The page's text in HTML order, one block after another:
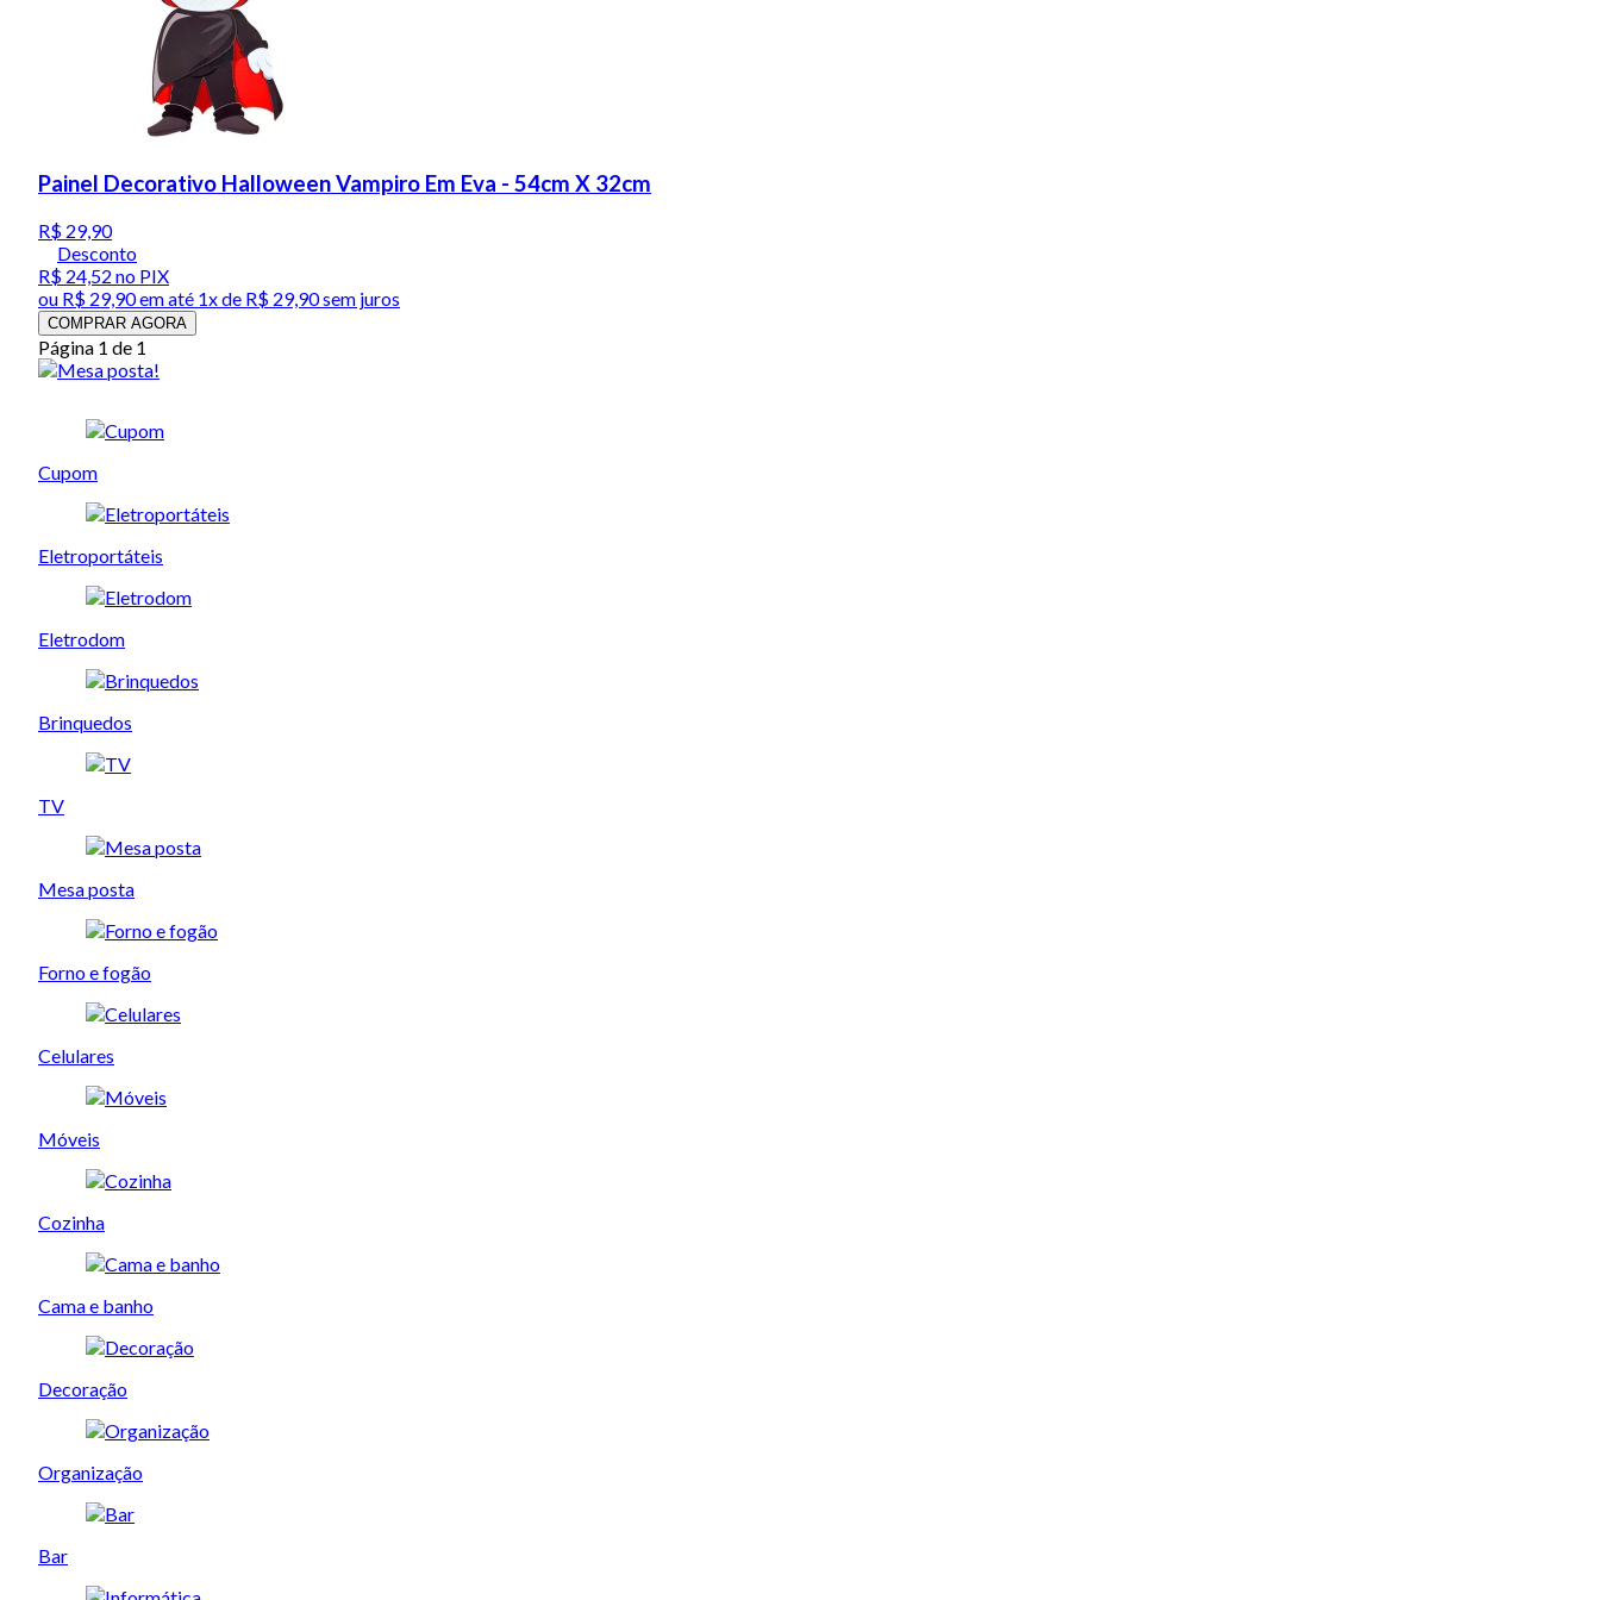
Painel Decorativo Halloween Vampiro Em Eva - 54cm X 32cm
R$ 29,90
Desconto
R$ 24,52 no PIX
ou R$ 29,90em até 1x de R$ 29,90sem juros
COMPRAR AGORA
Página 1 de 1
Cupom
Eletroportáteis
Eletrodom
Brinquedos
TV
Mesa posta
Forno e fogão
Celulares
Móveis
Cozinha
Cama e banho
Decoração
Organização
Bar